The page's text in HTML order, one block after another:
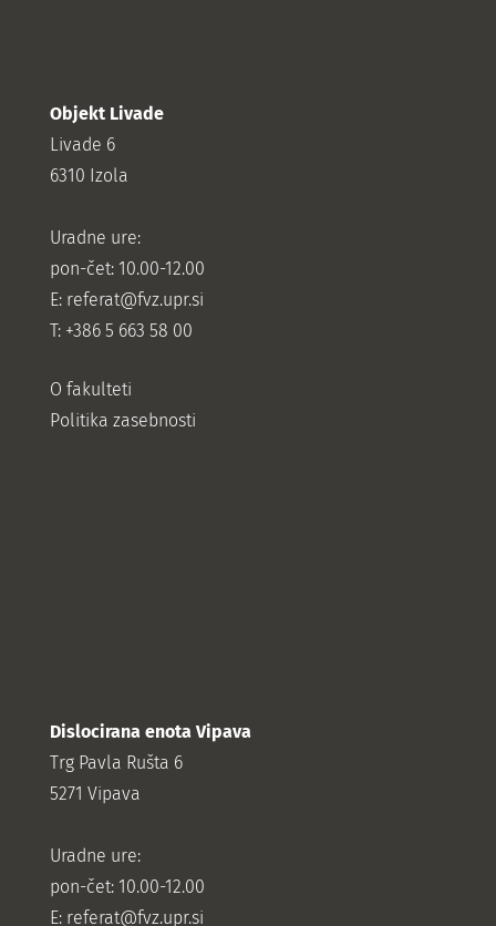
Objekt Livade
Livade 6
6310 Izola
Uradne ure:
pon-čet: 10.00-12.00
E: referat@fvz.upr.si
T: +386 5 663 58 00
O fakulteti
Politika zasebnosti
Dislocirana enota Vipava
Trg Pavla Rušta 6
5271 Vipava
Uradne ure:
pon-čet: 10.00-12.00
E: referat@fvz.upr.si